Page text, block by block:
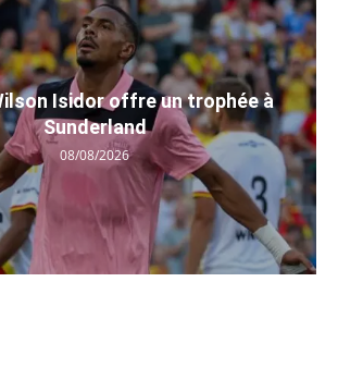
Isidor offre un trophée à
Sunderland
08/08/2026